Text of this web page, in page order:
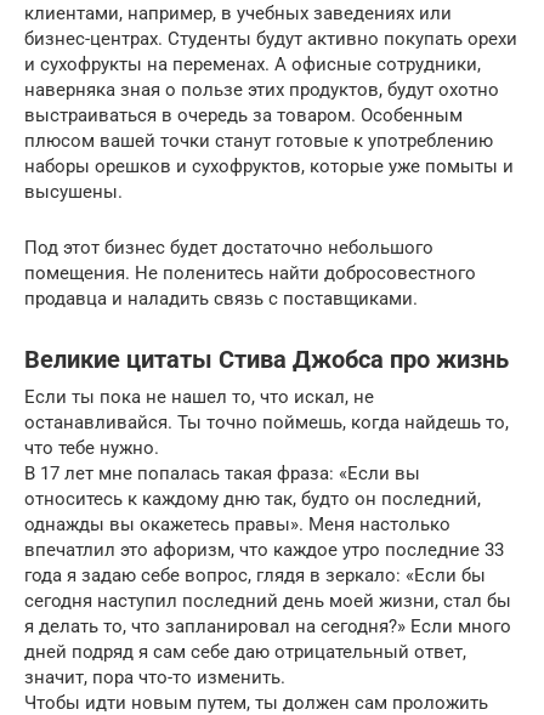
клиентами, например, в учебных заведениях или
бизнес-центрах. Студенты будут активно покупать орехи
и сухофрукты на переменах. А офисные сотрудники,
наверняка зная о пользе этих продуктов, будут охотно
выстраиваться в очередь за товаром. Особенным
плюсом вашей точки станут готовые к употреблению
наборы орешков и сухофруктов, которые уже помыты и
высушены.
Под этот бизнес будет достаточно небольшого
помещения. Не поленитесь найти добросовестного
продавца и наладить связь с поставщиками.
Великие цитаты Стива Джобса про жизнь
Если ты пока не нашел то, что искал, не
останавливайся. Ты точно поймешь, когда найдешь то,
что тебе нужно.
В 17 лет мне попалась такая фраза: «Если вы
относитесь к каждому дню так, будто он последний,
однажды вы окажетесь правы». Меня настолько
впечатлил это афоризм, что каждое утро последние 33
года я задаю себе вопрос, глядя в зеркало: «Если бы
сегодня наступил последний день моей жизни, стал бы
я делать то, что запланировал на сегодня?» Если много
дней подряд я сам себе даю отрицательный ответ,
значит, пора что-то изменить.
Чтобы идти новым путем, ты должен сам проложить